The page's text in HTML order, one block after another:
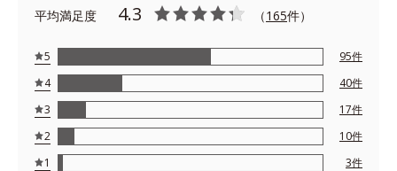
ということではありません。
平均満足度 4.3 （165件）
5 95件
4
40件
3
17件
2
10件
1
3件